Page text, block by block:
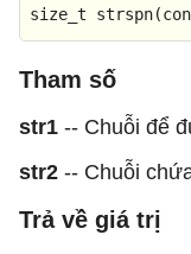
size_t strspn(
Tham số
str1 -- Chuỗi để
str2 -- Chuỗi
Trả về giá trị